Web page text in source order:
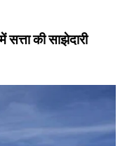
की साझेदारी